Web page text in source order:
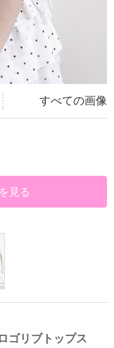
すべての画像
見る
ゴリブトップス